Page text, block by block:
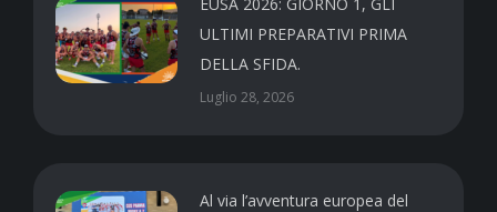
ULTIMI PREPARATIVI PRIMA
DELLA SFIDA.
Luglio 28, 2026
Al via l’avventura europea del